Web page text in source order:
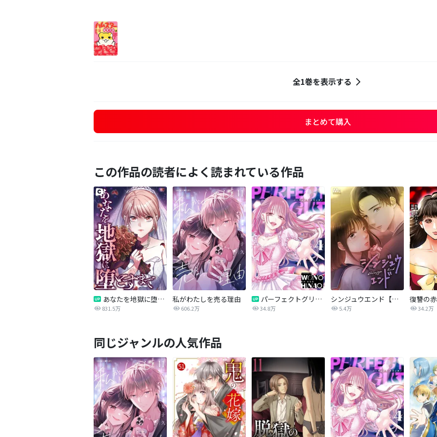
全1巻を表示する
まとめて購入
この作品の読者によく読まれている作品
あなたを地獄に堕とすまで
831.5万
私がわたしを売る理由
606.2万
パーフェクトグリッター
34.8万
シンジュウエンド【タテヨミ】
5.4万 34.2万
同じジャンルの人気作品